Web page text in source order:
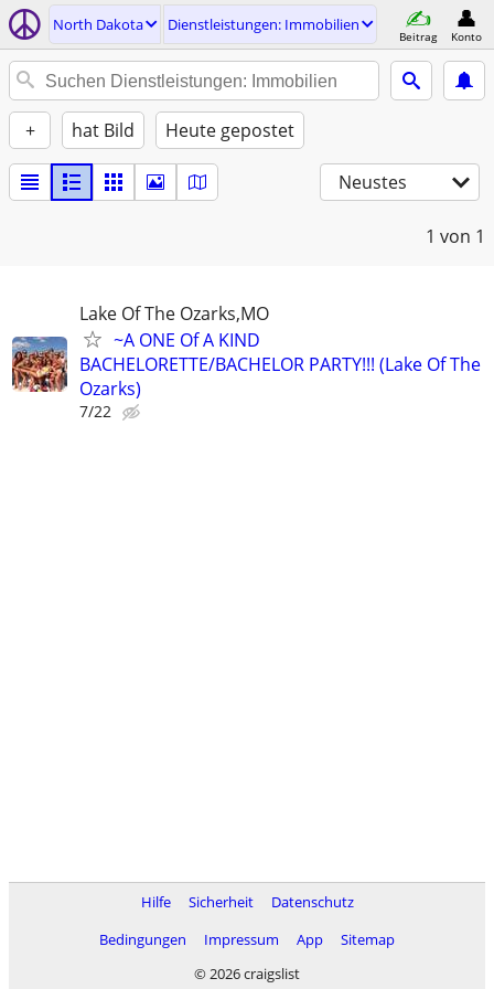
North Dakota Dienstleistungen: Immobilien
Beitrag Konto
+ hat Bild Heute gepostet
Neustes
1 von 1
Lake Of The Ozarks,MO
~A ONE Of A KIND
BACHELORETTE/BACHELOR PARTY!!! (Lake Of The
Ozarks)
7/22
Hilfe Sicherheit
Datenschutz
Bedingungen
Impressum App
Sitemap
© 2026 craigslist